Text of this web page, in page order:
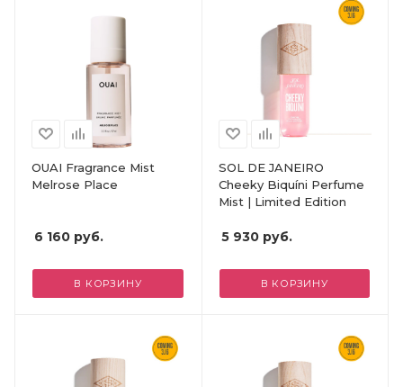
OUAI Fragrance Mist
Melrose Place
6 160 руб.
В КОРЗИНУ
SOL DE JANEIRO
Cheeky Biquíni Perfume
Mist | Limited Edition
5 930руб.
В КОРЗИНУ